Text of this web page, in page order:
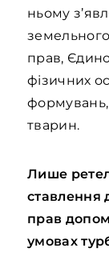
ньому
прав,
фізичних
тварин.
Лише
ставлення
прав
умовах